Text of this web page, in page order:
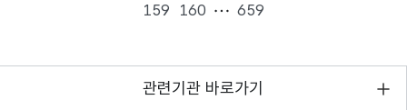
159
160 659
관련기관 바로가기